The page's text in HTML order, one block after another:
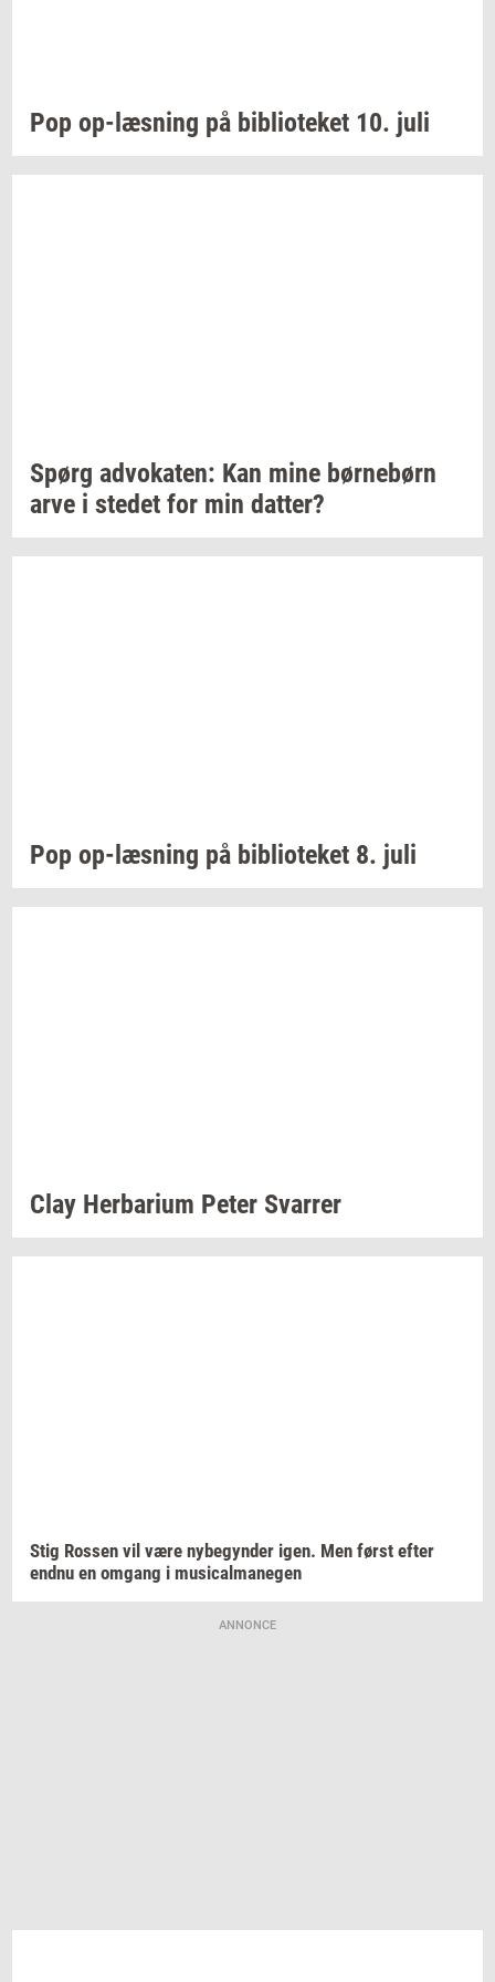
Pop op-​læsning på bi­bli­o­te­ket 10. juli
Spørg ad­vo­ka­ten: Kan mine bør­ne­børn
arve i ste­det for min dat­ter?
Pop op-​læsning på bi­bli­o­te­ket 8. juli
Clay Her­ba­ri­um Peter Svar­rer
Stig Ros­sen vil være ny­be­gyn­der igen. Men først efter
endnu en om­gang i mu­si­cal­ma­ne­gen
ANNONCE